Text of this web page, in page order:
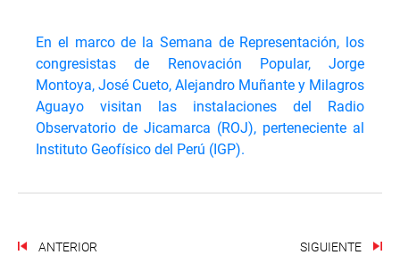
En el marco de la Semana de Representación, los
congresistas de Renovación Popular, Jorge
Montoya, José Cueto, Alejandro Muñante y Milagros
Aguayo visitan las instalaciones del Radio
Observatorio de Jicamarca (ROJ), perteneciente al
Instituto Geofísico del Perú (IGP).
ANTERIOR SIGUIENTE